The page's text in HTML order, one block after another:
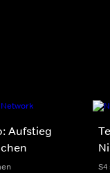
Aufstieg